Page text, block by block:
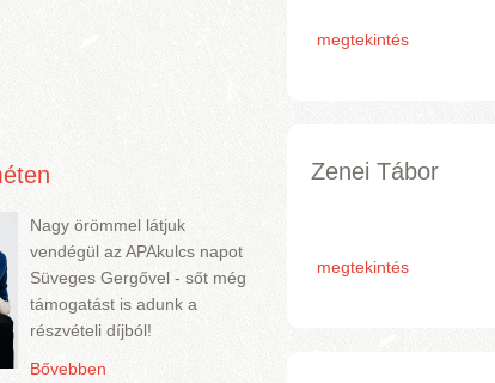
Nagy örömmel látjuk
vendégül az APAkulcs napot
Süveges Gergővel - sőt még
támogatást is adunk a
részvételi díjból!
Bővebben
megtekintés
Zenei Tábor
megtekintés